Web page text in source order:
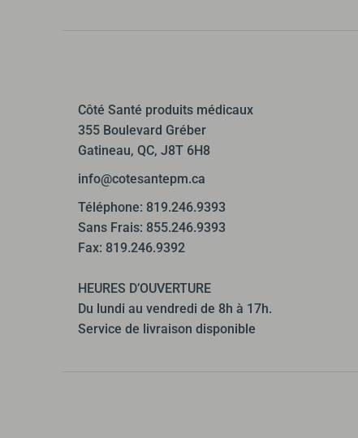
Côté Santé produits médicaux
355 Boulevard Gréber
Gatineau, QC, J8T 6H8
info@cotesantepm.ca
Téléphone: 819.246.9393
Sans Frais: 855.246.9393
Fax: 819.246.9392
HEURES D’OUVERTURE
Du lundi au vendredi de 8h à 17h.
Service de livraison disponible